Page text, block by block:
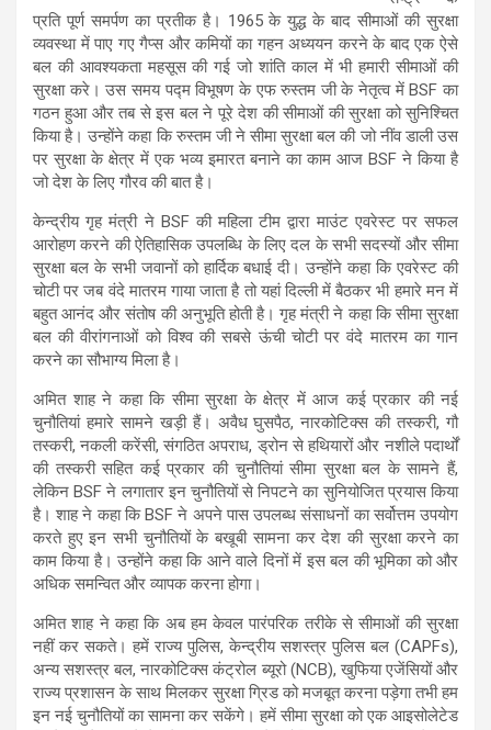
प्रति पूर्ण समर्पण का प्रतीक है। 1965 के युद्ध के बाद सीमाओं की सुरक्षा
व्यवस्था में पाए गए गैप्स और कमियों का गहन अध्ययन करने के बाद एक ऐसे
बल की आवश्यकता महसूस की गई जो शांति काल में भी हमारी सीमाओं की
सुरक्षा करे। उस समय पद्म विभूषण के एफ रुस्तम जी के नेतृत्व में BSF का
गठन हुआ और तब से इस बल ने पूरे देश की सीमाओं की सुरक्षा को सुनिश्चित
किया है। उन्होंने कहा कि रुस्तम जी ने सीमा सुरक्षा बल की जो नींव डाली उस
पर सुरक्षा के क्षेत्र में एक भव्य इमारत बनाने का काम आज BSF ने किया है
जो देश के लिए गौरव की बात है।
केन्द्रीय गृह मंत्री ने BSF की महिला टीम द्वारा माउंट एवरेस्ट पर सफल
आरोहण करने की ऐतिहासिक उपलब्धि के लिए दल के सभी सदस्यों और सीमा
सुरक्षा बल के सभी जवानों को हार्दिक बधाई दी। उन्होंने कहा कि एवरेस्ट की
चोटी पर जब वंदे मातरम गाया जाता है तो यहां दिल्ली में बैठकर भी हमारे मन में
बहुत आनंद और संतोष की अनुभूति होती है। गृह मंत्री ने कहा कि सीमा सुरक्षा
बल की वीरांगनाओं को विश्व की सबसे ऊंची चोटी पर वंदे मातरम का गान
करने का सौभाग्य मिला है।
अमित शाह ने कहा कि सीमा सुरक्षा के क्षेत्र में आज कई प्रकार की नई
चुनौतियां हमारे सामने खड़ी हैं। अवैध घुसपैठ, नारकोटिक्स की तस्करी, गौ
तस्करी, नकली करेंसी, संगठित अपराध, ड्रोन से हथियारों और नशीले पदार्थों
की तस्करी सहित कई प्रकार की चुनौतियां सीमा सुरक्षा बल के सामने हैं,
लेकिन BSF ने लगातार इन चुनौतियों से निपटने का सुनियोजित प्रयास किया
है। शाह ने कहा कि BSF ने अपने पास उपलब्ध संसाधनों का सर्वोत्तम उपयोग
करते हुए इन सभी चुनौतियों के बखूबी सामना कर देश की सुरक्षा करने का
काम किया है। उन्होंने कहा कि आने वाले दिनों में इस बल की भूमिका को और
अधिक समन्वित और व्यापक करना होगा।
अमित शाह ने कहा कि अब हम केवल पारंपरिक तरीके से सीमाओं की सुरक्षा
नहीं कर सकते। हमें राज्य पुलिस, केन्द्रीय सशस्त्र पुलिस बल (CAPFs),
अन्य सशस्त्र बल, नारकोटिक्स कंट्रोल ब्यूरो (NCB), खुफिया एजेंसियों और
राज्य प्रशासन के साथ मिलकर सुरक्षा ग्रिड को मजबूत करना पड़ेगा तभी हम
इन नई चुनौतियों का सामना कर सकेंगे। हमें सीमा सुरक्षा को एक आइसोलेटेड